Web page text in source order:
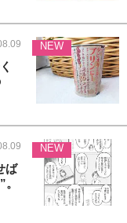
NEW
ば
NEW